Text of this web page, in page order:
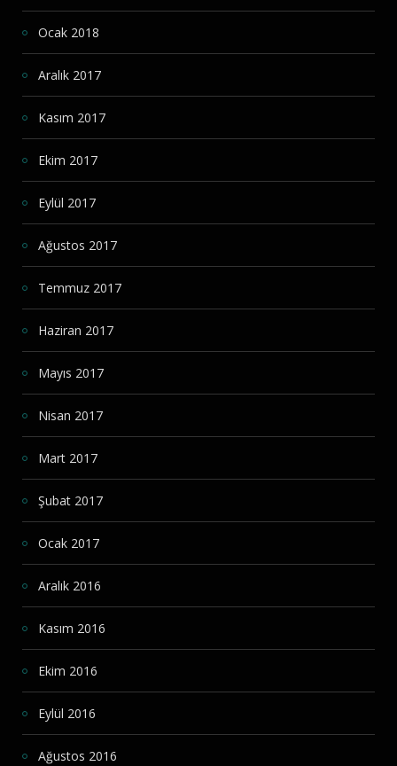
Ocak 2018
Aralık 2017
Kasım 2017
Ekim 2017
Eylül 2017
Ağustos 2017
Temmuz 2017
Haziran 2017
Mayıs 2017
Nisan 2017
Mart 2017
Şubat 2017
Ocak 2017
Aralık 2016
Kasım 2016
Ekim 2016
Eylül 2016
Ağustos 2016